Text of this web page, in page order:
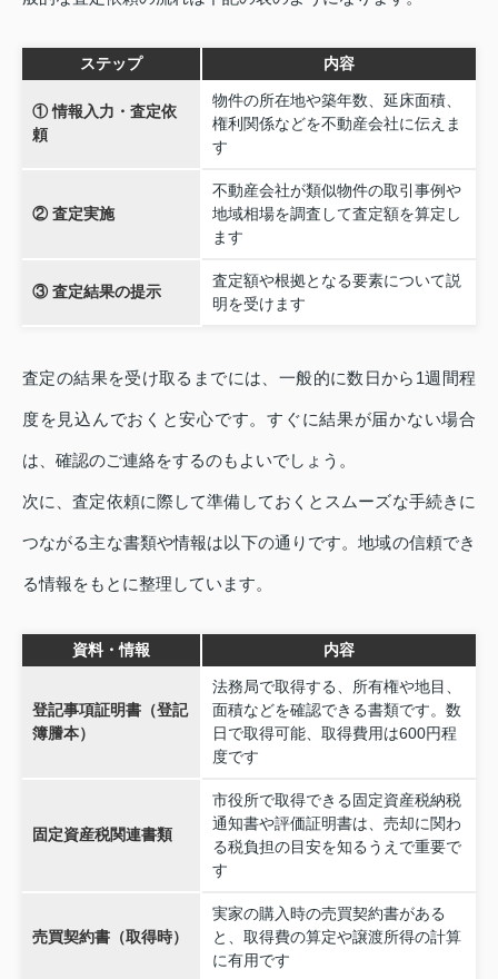
ステップ 内容
① 情報入力・査定依
頼
物件の所在地や築年数、延床面積、
権利関係などを不動産会社に伝えま
す
② 査定実施
不動産会社が類似物件の取引事例や
地域相場を調査して査定額を算定し
ます
③ 査定結果の提示
査定額や根拠となる要素について説
明を受けます
査定の結果を受け取るまでには、一般的に数日から1週間程
度を見込んでおくと安心です。すぐに結果が届かない場合
は、確認のご連絡をするのもよいでしょう。
次に、査定依頼に際して準備しておくとスムーズな手続きに
つながる主な書類や情報は以下の通りです。地域の信頼でき
る情報をもとに整理しています。
資料・情報 内容
登記事項証明書（登記
簿謄本）
法務局で取得する、所有権や地目、
面積などを確認できる書類です。数
日で取得可能、取得費用は600円程
度です
固定資産税関連書類
市役所で取得できる固定資産税納税
通知書や評価証明書は、売却に関わ
る税負担の目安を知るうえで重要で
す
売買契約書（取得時）
実家の購入時の売買契約書がある
と、取得費の算定や譲渡所得の計算
に有用です